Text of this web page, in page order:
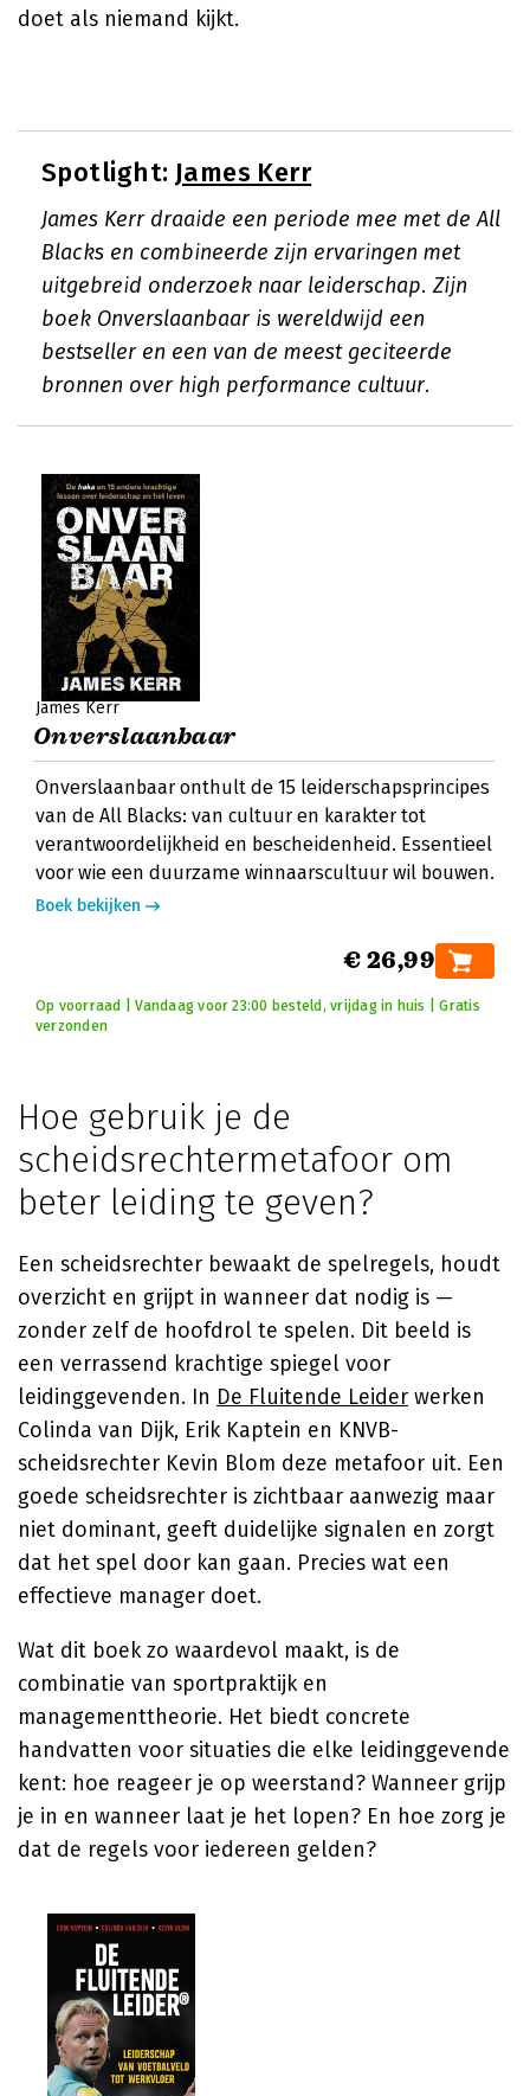
doet als niemand kijkt.
Spotlight: James Kerr
James Kerr draaide een periode mee met de All
Blacks en combineerde zijn ervaringen met
uitgebreid onderzoek naar leiderschap. Zijn
boek Onverslaanbaar is wereldwijd een
bestseller en een van de meest geciteerde
bronnen over high performance cultuur.
James Kerr
Onverslaanbaar
Onverslaanbaar onthult de 15 leiderschapsprincipes
van de All Blacks: van cultuur en karakter tot
verantwoordelijkheid en bescheidenheid. Essentieel
voor wie een duurzame winnaarscultuur wil bouwen.
Boek bekijken
€ 26,99
Op voorraad | Vandaag voor 23:00 besteld, vrijdag in huis | Gratis
verzonden
Hoe gebruik je de
scheidsrechtermetafoor om
beter leiding te geven?
Een scheidsrechter bewaakt de spelregels, houdt
overzicht en grijpt in wanneer dat nodig is —
zonder zelf de hoofdrol te spelen. Dit beeld is
een verrassend krachtige spiegel voor
leidinggevenden. In De Fluitende Leider werken
Colinda van Dijk, Erik Kaptein en KNVB-
scheidsrechter Kevin Blom deze metafoor uit. Een
goede scheidsrechter is zichtbaar aanwezig maar
niet dominant, geeft duidelijke signalen en zorgt
dat het spel door kan gaan. Precies wat een
effectieve manager doet.
Wat dit boek zo waardevol maakt, is de
combinatie van sportpraktijk en
managementtheorie. Het biedt concrete
handvatten voor situaties die elke leidinggevende
kent: hoe reageer je op weerstand? Wanneer grijp
je in en wanneer laat je het lopen? En hoe zorg je
dat de regels voor iedereen gelden?